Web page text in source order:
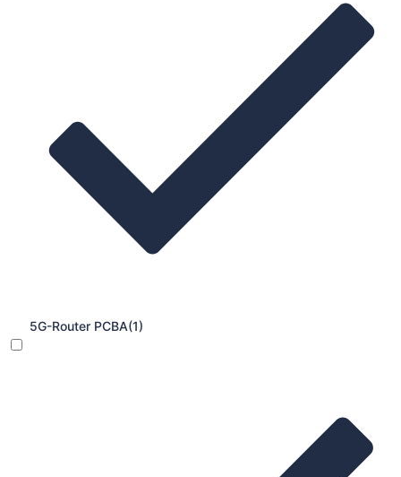
5G-Router PCBA(1)